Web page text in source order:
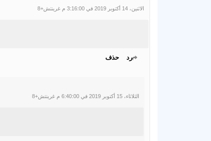
الاثنين، 14 أكتوبر 2019 في 3:16:00 م غرينتش+8
رد حذف
الثلاثاء، 15 أكتوبر 2019 في 6:40:00 م غرينتش+8